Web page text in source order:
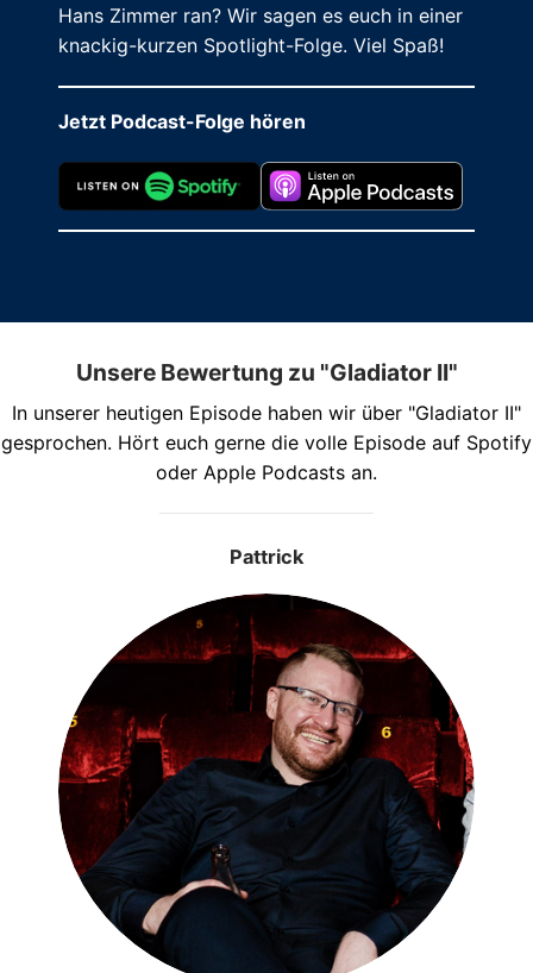
Hans Zimmer ran? Wir sagen es euch in einer
knackig-kurzen Spotlight-Folge. Viel Spaß!
Jetzt Podcast-Folge hören
Unsere Bewertung zu "Gladiator II"
In unserer heutigen Episode haben wir über "Gladiator II"
gesprochen. Hört euch gerne die volle Episode auf Spotify
oder Apple Podcasts an.
Pattrick